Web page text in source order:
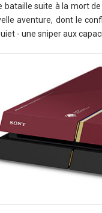
bataille suite à la mort
aventure, dont le
- une sniper aux